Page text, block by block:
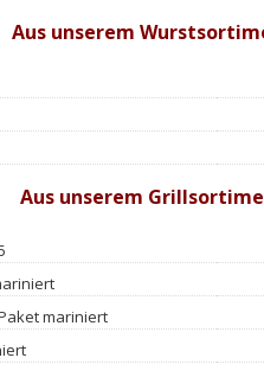
Aus unserem
Aus unserem
mariniert